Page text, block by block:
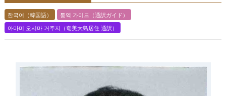
한국어（韓国語）
통역 가이드（通訳ガイド）
아마미 오시마 거주지（奄美大島居住 通訳）